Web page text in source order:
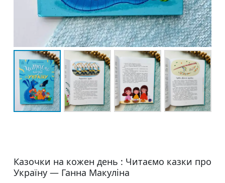
Казочки на кожен день : Читаємо казки про
Україну — Ганна Макуліна